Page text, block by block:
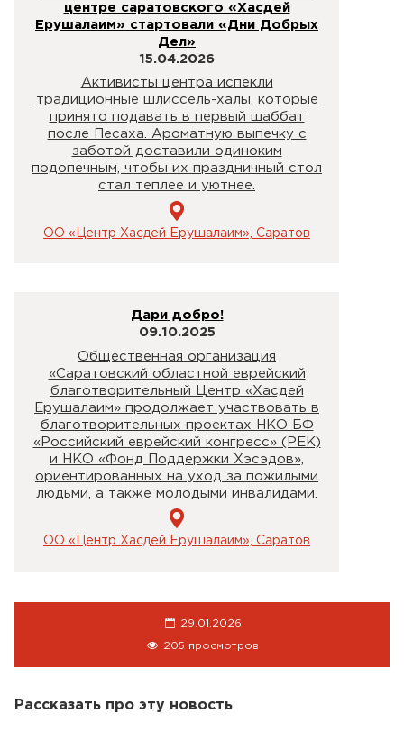
центре саратовского «Хасдей
Ерушалаим» стартовали «Дни Добрых
Дел»
15.04.2026
Активисты центра испекли
традиционные шлиссель-халы, которые
принято подавать в первый шаббат
после Песаха. Ароматную выпечку с
заботой доставили одиноким
подопечным, чтобы их праздничный стол
стал теплее и уютнее.
ОО «Центр Хасдей Ерушалаим», Саратов
Дари добро!
09.10.2025
Общественная организация
«Саратовский областной еврейский
благотворительный Центр «Хасдей
Ерушалаим» продолжает участвовать в
благотворительных проектах НКО БФ
«Российский еврейский конгресс» (РЕК)
и НКО «Фонд Поддержки Хэсэдов»,
ориентированных на уход за пожилыми
людьми, а также молодыми инвалидами.
ОО «Центр Хасдей Ерушалаим», Саратов
29.01.2026
205 просмотров
Рассказать про эту новость